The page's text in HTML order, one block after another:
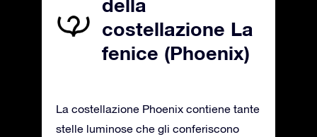
della
costellazione La
fenice (Phoenix)
La costellazione Phoenix contiene tante
stelle luminose che gli conferiscono